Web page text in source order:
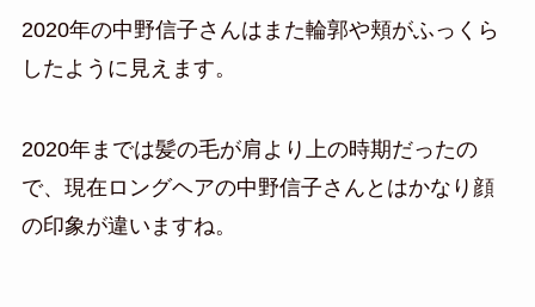
2020年の中野信子さんはまた輪郭や頬がふっくら
したように見えます。
2020年までは髪の毛が肩より上の時期だったの
で、現在ロングヘアの中野信子さんとはかなり顔
の印象が違いますね。